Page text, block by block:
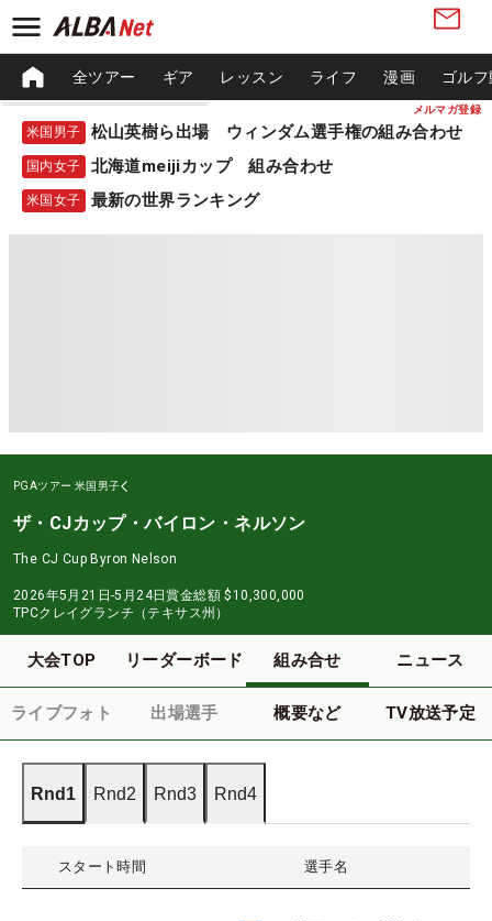
メルマガ登録
全ツアー ギア レッスン ライフ 漫画 ゴル
米国男子 松山英樹ら出場 ウィンダム選手権の組み合わせ
国内女子 北海道meijiカップ 組み合わせ
米国女子 最新の世界ランキング
PGAツアー 米国男子
ザ・CJカップ・バイロン・ネルソン
The CJ Cup Byron Nelson
2026年5月21日-5月24日賞金総額 $10,300,000
TPCクレイグランチ（テキサス州）
大会TOP リーダーボード 組み合せ ニュース
ライブフォト 出場選手 概要など TV放送予定
Rnd1 Rnd2 Rnd3 Rnd4
スタート時間 選手名